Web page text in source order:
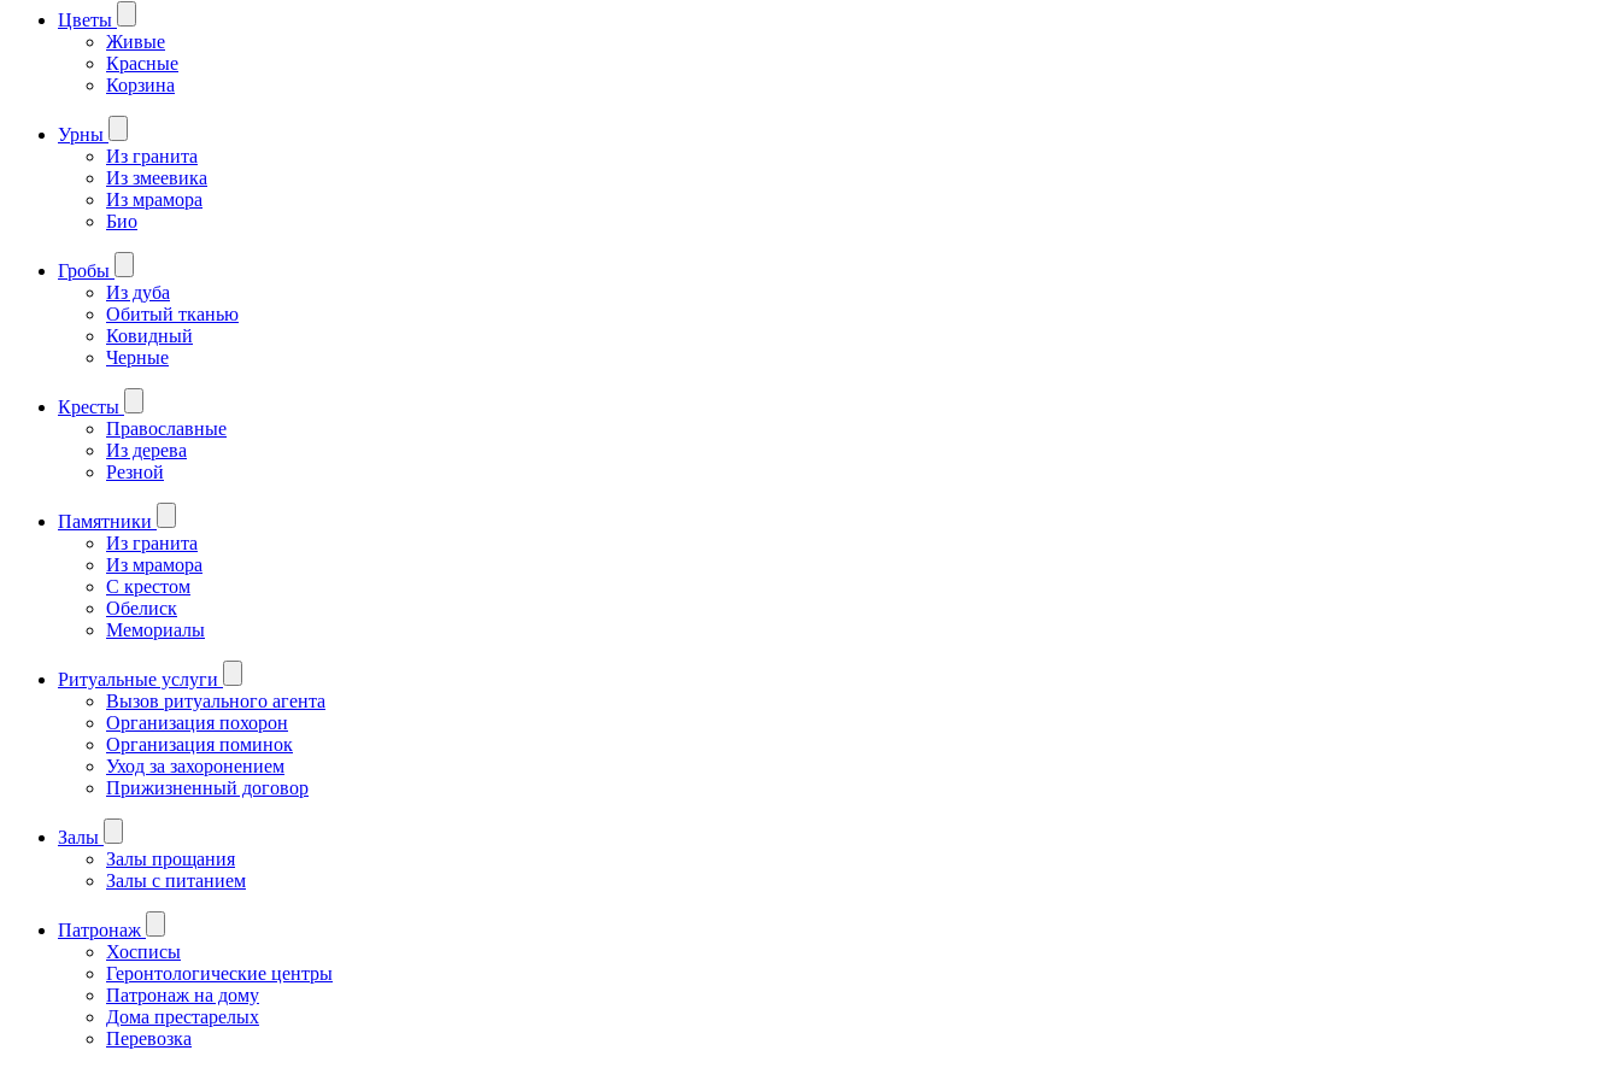
Цветы
Живые
Красные
Корзина
Урны
Из гранита
Из змеевика
Из мрамора
Био
Гробы
Из дуба
Обитый тканью
Ковидный
Черные
Кресты
Православные
Из дерева
Резной
Памятники
Из гранита
Из мрамора
С крестом
Обелиск
Мемориалы
Ритуальные услуги
Вызов ритуального агента
Организация похорон
Организация поминок
Уход за захоронением
Прижизненный договор
Залы
Залы прощания
Залы с питанием
Патронаж
Хосписы
Геронтологические центры
Патронаж на дому
Дома престарелых
Перевозка